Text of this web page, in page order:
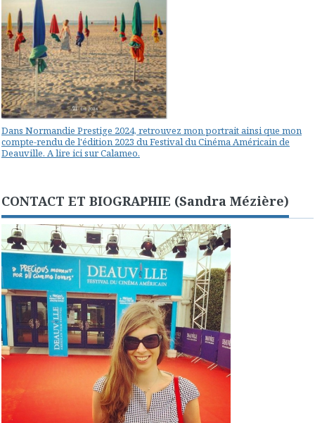
Dans Normandie Prestige 2024, retrouvez mon portrait ainsi que mon
compte-rendu de l'édition 2023 du Festival du Cinéma Américain de
Deauville. A lire ici sur Calameo.
CONTACT ET BIOGRAPHIE (Sandra Mézière)